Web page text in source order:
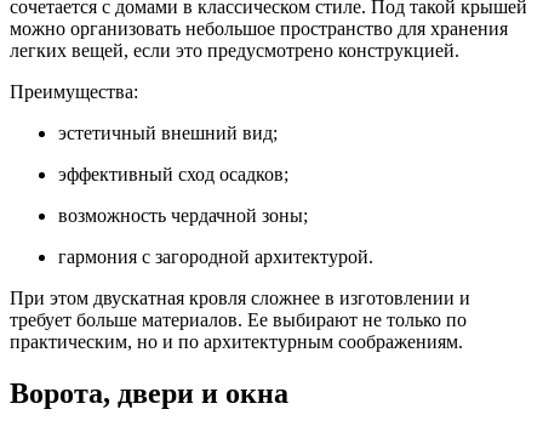
сочетается с домами в классическом стиле. Под такой крышей
можно организовать небольшое пространство для хранения
легких вещей, если это предусмотрено конструкцией.
Преимущества:
эстетичный внешний вид;
эффективный сход осадков;
возможность чердачной зоны;
гармония с загородной архитектурой.
При этом двускатная кровля сложнее в изготовлении и
требует больше материалов. Ее выбирают не только по
практическим, но и по архитектурным соображениям.
Ворота, двери и окна